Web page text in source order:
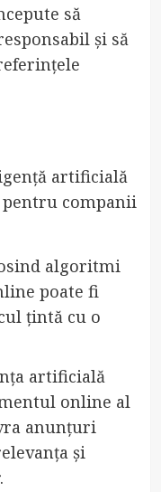
să
și să
artificială
pentru companii
algoritmi
poate fi
țintă cu o
artificială
online al
anunțuri
și